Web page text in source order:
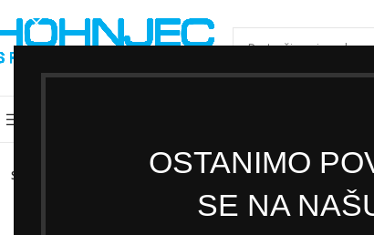
OSTANIMO
SE NA
ODABERI KATEGORIJU
SOLD